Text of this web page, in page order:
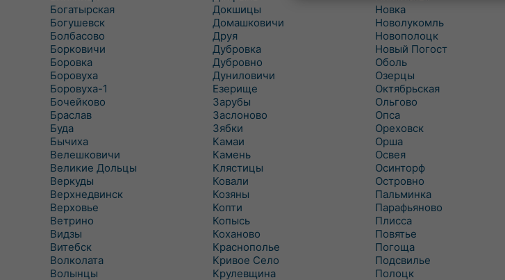
Богатырская
Богушевск
Болбасово
Борковичи
Боровка
Боровуха
Боровуха-1
Бочейково
Браслав
Буда
Бычиха
Велешковичи
Великие Дольцы
Веркуды
Верхнедвинск
Верховье
Ветрино
Видзы
Витебск
Волколата
Волынцы
Докшицы
Домашковичи
Друя
Дубровка
Дубровно
Дуниловичи
Езерище
Зарубы
Заслоново
Зябки
Камаи
Камень
Клястицы
Ковали
Козяны
Копти
Копысь
Коханово
Краснополье
Кривое Село
Крулевщина
Новка
Новолукомль
Новополоцк
Новый Погост
Оболь
Озерцы
Октябрьская
Ольгово
Опса
Ореховск
Орша
Освея
Осинторф
Островно
Пальминка
Парафьяново
Плисса
Повятье
Погоща
Подсвилье
Полоцк